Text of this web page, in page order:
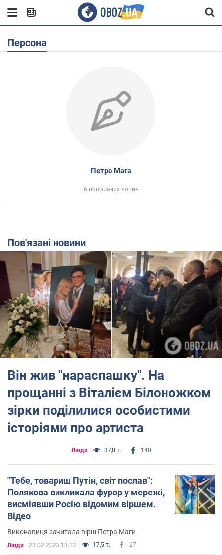
Персона
Петро Мага
6 пов'язаних новин
Пов'язані новини
Він жив "нараспашку". На
прощанні з Віталієм Білоножком
зірки поділилися особистими
історіями про артиста
Люди 37,0 т. 140
"Тебе, товариш Путін, світ послав":
Полякова викликала фурор у мережі,
висміявши Росію відомим віршем.
Відео
Виконавиця зачитала вірш Петра Маги
Люди 23.02.2023 13:12 17,5 т. 27